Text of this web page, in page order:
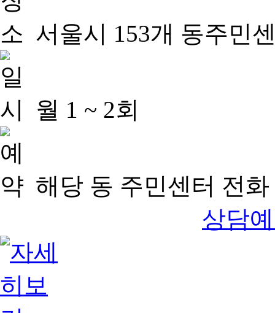
서울시 153개 동주민
월 1 ~ 2회
해당 동 주민센터 전
상담